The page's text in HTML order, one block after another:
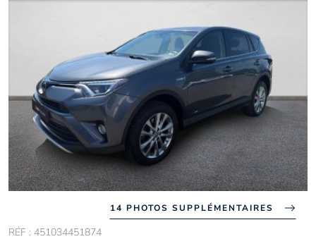
14 PHOTOS SUPPLÉMENTAIRES
RÉF : 451034451874